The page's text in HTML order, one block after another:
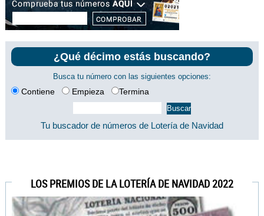
¿Qué décimo estás buscando?
Busca tu número con las siguientes opciones:
Contiene Empieza Termina
Tu buscador de números de Lotería de Navidad
LOS PREMIOS DE LA LOTERÍA DE NAVIDAD 2022